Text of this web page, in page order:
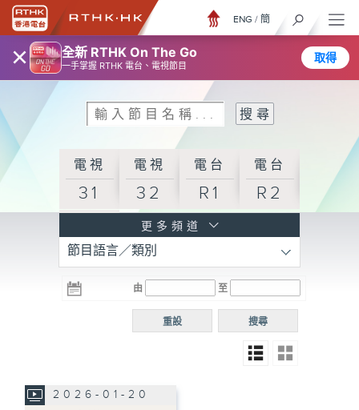
× 全新 RTHK On The Go
一手掌握 RTHK 電台、電視節目
取得
ENG / 簡
電視
31
電視
32
電台
R1
電台
R2
R3
電台 電台
R5
電台
普通
更多頻道
節目語言／類別
由 至
搜尋
重設
2026-01-20